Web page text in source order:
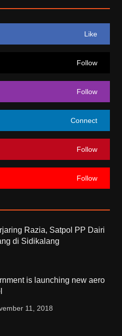
Like
Follow
Follow
Connect
Follow
Follow
Razia, Satpol PP Dairi
di Sidikalang
is launching new aero
11, 2018